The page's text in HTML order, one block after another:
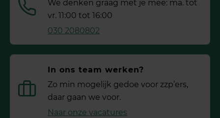
We denken graag met je mee: ma. tot
vr. 11:00 tot 16:00
030 2080802
In ons team werken?
Zo min mogelijk gedoe voor ­zzp’ers,
daar gaan we voor.
Naar onze vacatures